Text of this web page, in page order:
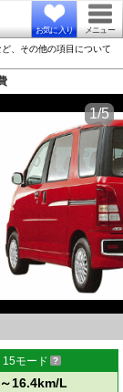
お気に入り メニュー
、その他の項目について
1/5
15モード
16.4km/L